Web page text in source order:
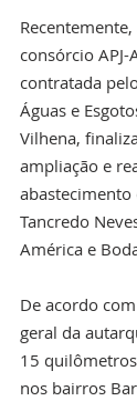
consórcio APJ-
contratada
Águas e
Vilhena,
ampliação e
abastecimento
Tancredo
América e
De acordo
geral da
15
nos bairros